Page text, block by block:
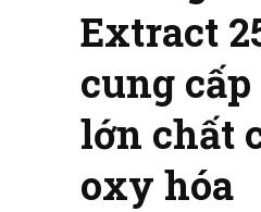
Extract
cung
lớn chất
oxy hóa